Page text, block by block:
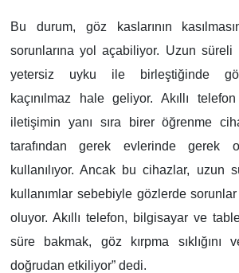
Bu durum, göz kaslarının
sorunlarına yol açabiliyor. Uzun süreli
yetersiz uyku ile birleştiğinde
kaçınılmaz hale geliyor. Akıllı
iletişimin yanı sıra birer öğrenme
tarafından gerek evlerinde gerek
kullanılıyor. Ancak bu cihazlar, uzun
kullanımlar sebebiyle gözlerde
oluyor. Akıllı telefon, bilgisayar ve
süre bakmak, göz kırpma sıklığını
doğrudan etkiliyor” dedi.